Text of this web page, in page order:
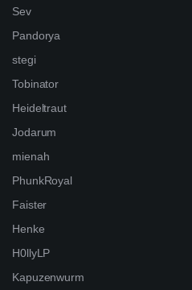
Sev
Pandorya
stegi
Tobinator
Heideltraut
Jodarum
mienah
PhunkRoyal
Faister
Henke
H0llyLP
Kapuzenwurm